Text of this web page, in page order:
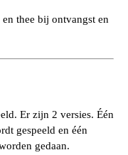
thee bij ontvangst en
Er zijn 2 versies. Één
gespeeld en één
gedaan.